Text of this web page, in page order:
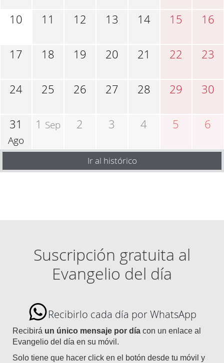
10 11 12 13 14 15 16
17 18 19 20 21 22 23
24 25 26 27 28 29 30
31
Ago
1 Sep 2 3 4 5 6
Ir al histórico
Suscripción gratuita al
Evangelio del día
Recibirlo cada día por WhatsApp
Recibirá un único mensaje por día con un enlace al
Evangelio del día en su móvil.
Solo tiene que hacer click en el botón desde tu móvil y